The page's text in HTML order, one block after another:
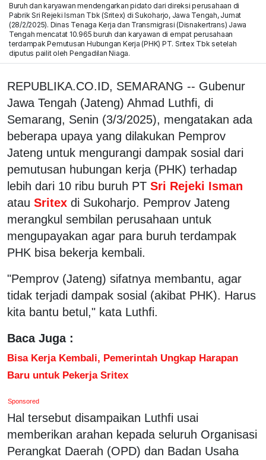
Buruh dan karyawan mendengarkan pidato dari direksi perusahaan di
Pabrik Sri Rejeki Isman Tbk (Sritex) di Sukoharjo, Jawa Tengah, Jumat
(28/2/2025). Dinas Tenaga Kerja dan Transmigrasi (Disnakertrans) Jawa
Tengah mencatat 10.965 buruh dan karyawan di empat perusahaan
terdampak Pemutusan Hubungan Kerja (PHK) PT. Sritex Tbk setelah
diputus pailit oleh Pengadilan Niaga.
REPUBLIKA.CO.ID, SEMARANG -- Gubenur
Jawa Tengah (Jateng) Ahmad Luthfi, di
Semarang, Senin (3/3/2025), mengatakan ada
beberapa upaya yang dilakukan Pemprov
Jateng untuk mengurangi dampak sosial dari
pemutusan hubungan kerja (PHK) terhadap
lebih dari 10 ribu buruh PT Sri Rejeki Isman
atau Sritex di Sukoharjo. Pemprov Jateng
merangkul sembilan perusahaan untuk
mengupayakan agar para buruh terdampak
PHK bisa bekerja kembali.
"Pemprov (Jateng) sifatnya membantu, agar
tidak terjadi dampak sosial (akibat PHK). Harus
kita bantu betul," kata Luthfi.
Baca Juga :
Bisa Kerja Kembali, Pemerintah Ungkap Harapan
Baru untuk Pekerja Sritex
Sponsored
Hal tersebut disampaikan Luthfi usai
memberikan arahan kepada seluruh Organisasi
Perangkat Daerah (OPD) dan Badan Usaha